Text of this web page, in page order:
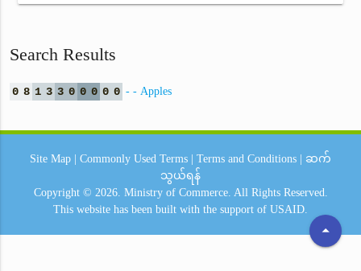
Search Results
0 8 1 3 3 0 0 0 0 0 - - Apples
arrow_drop_up
Site Map Commonly Used Terms Terms and Conditions
ဆက်
သွယ်ရန်
Copyright © 2026. Ministry of Commerce. All Rights Reserved.
This website has been built with the support of USAID.